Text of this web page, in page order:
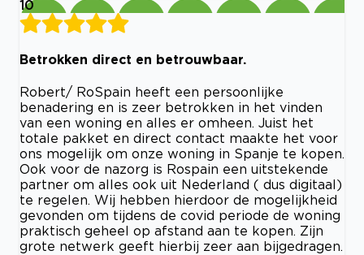
10
Betrokken direct en betrouwbaar.
Robert/ RoSpain heeft een persoonlijke
benadering en is zeer betrokken in het vinden
van een woning en alles er omheen. Juist het
totale pakket en direct contact maakte het voor
ons mogelijk om onze woning in Spanje te kopen.
Ook voor de nazorg is Rospain een uitstekende
partner om alles ook uit Nederland ( dus digitaal)
te regelen. Wij hebben hierdoor de mogelijkheid
gevonden om tijdens de covid periode de woning
praktisch geheel op afstand aan te kopen. Zijn
grote netwerk geeft hierbij zeer aan bijgedragen.